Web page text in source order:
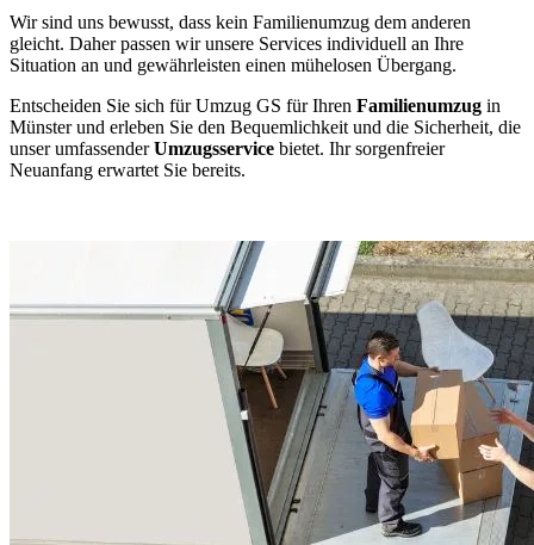
Wir sind uns bewusst, dass kein Familienumzug dem anderen
gleicht. Daher passen wir unsere Services individuell an Ihre
Situation an und gewährleisten einen mühelosen Übergang.
Entscheiden Sie sich für Umzug GS für Ihren Familienumzug in
Münster und erleben Sie den Bequemlichkeit und die Sicherheit, die
unser umfassenderUmzugsservice bietet. Ihr sorgenfreier
Neuanfang erwartet Sie bereits.